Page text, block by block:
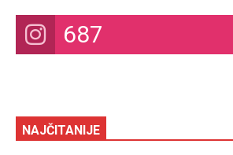
687
NAJČITANIJE